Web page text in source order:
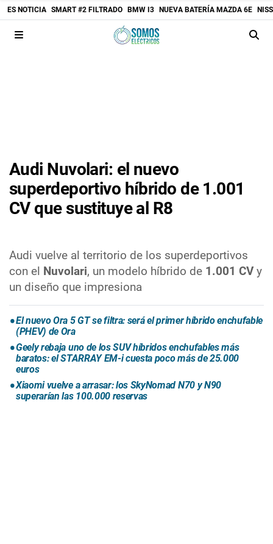
ES NOTICIA SMART #2 FILTRADO BMW I3 NUEVA BATERÍA MAZDA 6E
Audi Nuvolari: el nuevo
superdeportivo híbrido de 1.001
CV que sustituye al R8
Audi vuelve al territorio de los superdeportivos
con el Nuvolari, un modelo híbrido de 1.001 CVy
un diseño que impresiona
El nuevo Ora 5 GT se filtra: será el primer híbrido enchufable
(PHEV) de Ora
Geely rebaja uno de los SUV híbridos enchufables más
baratos: el STARRAY EM-i cuesta poco más de 25.000
euros
Xiaomi vuelve a arrasar: los SkyNomad N70 y N90
superarían las 100.000 reservas